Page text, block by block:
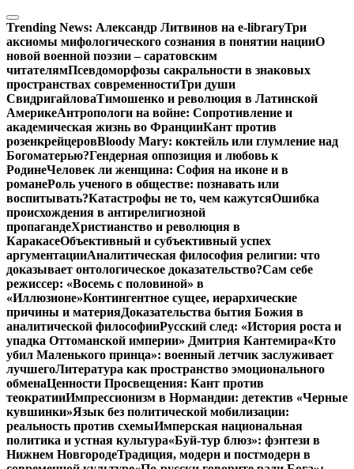
Перейти
к
содержимому
Trending News: Александр Литвинов на e-libraryТри
аксиомы мифологического сознания в понятии нацииО
новой военной поэзии – саратовским
читателямПсевдоморфозы сакральности в знаковых
пространствах современностиТри души
СвидригайловаТимошенко и революция в Латинской
АмерикеАнтропологи на войне: Сопротивление и
академическая жизнь во ФранцииКант против
розенкрейцеровBloody Mary: коктейль или глумление над
Богоматерью?Гендерная оппозиция и любовь к
РодинеЧеловек ли женщина: София на иконе и в
романеРоль ученого в обществе: познавать или
воспитывать?Катастрофы не то, чем кажутсяОшибка
происхождения в антирелигиозной
пропагандеХристианство и революция в
КаракасеОбъективный и субъективный успех
аргументацииАналитическая философия религии: что
доказывает онтологическое доказательство?Сам себе
режиссер: «Восемь с половиной» в
«Иллюзионе»Контингентное сущее, иерархические
причины и материяДоказательства бытия Божия в
аналитической философииРусский след: «История роста и
упадка Оттоманской империи» Дмитрия Кантемира«Кто
убил Маленького принца»: военный летчик заслуживает
лучшегоЛитература как пространство эмоционального
обменаЦенности Просвещения: Кант против
теократииИмпрессионизм в Нормандии: детектив «Черные
кувшинки»Язык без политической мобилизации:
реальность против схемыИмперская национальная
политика и устная культура«Буй-тур блюз»: фэнтези в
Нижнем НовгородеТрадиция, модерн и постмодерн в